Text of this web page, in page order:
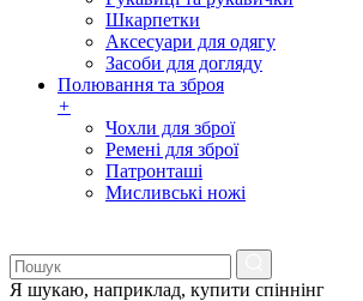
Шкарпетки
Аксесуари для одягу
Засоби для догляду
Полювання та зброя
+
Чохли для зброї
Ремені для зброї
Патронташі
Мисливські ножі
Я шукаю, наприклад, купити спіннінг